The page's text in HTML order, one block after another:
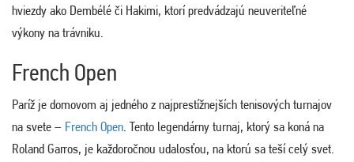
hviezdy ako Dembélé či Hakimi, ktorí predvádzajú neuveriteľné
výkony na trávniku.
French Open
Paríž je domovom aj jedného z najprestížnejších tenisových turnajov
na svete – French Open. Tento legendárny turnaj, ktorý sa koná na
Roland Garros, je každoročnou udalosťou, na ktorú sa teší celý svet.